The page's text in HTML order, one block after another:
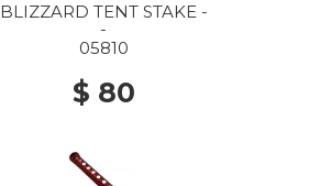
BLIZZARD TENT STAKE -
-
05810
$ 80